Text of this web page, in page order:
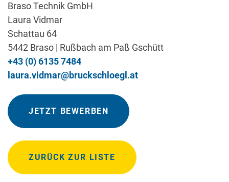
Braso Technik GmbH
Laura Vidmar
Schattau 64
5442 Braso | Rußbach am Paß Gschütt
+43 (0) 6135 7484
laura.vidmar@bruckschloegl.at
JETZT BEWERBEN
ZURÜCK ZUR LISTE